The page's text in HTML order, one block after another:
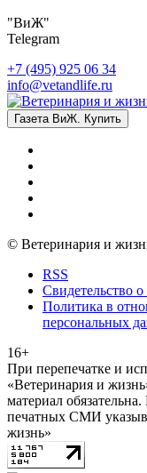
"ВиЖ"
Telegram
+7 (495) 925 06 34
info@vetandlife.ru
Газета ВиЖ. Купить
© Ветеринария и
RSS
Свидетельство
Политика в
персональных
16+
При перепечатке и
«Ветеринария и
материал
печатных СМИ
жизнь»